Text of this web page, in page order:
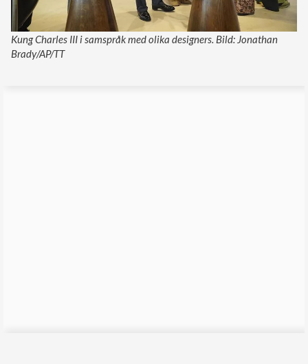
Kung Charles III i samspråk med olika designers. Bild: Jonathan
Brady/AP/TT